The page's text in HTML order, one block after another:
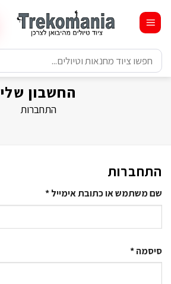
content
חיפוש
עבור:
החשבון שלי
התחברות
התחברות
שם משתמש או כתובת אימייל*חובה
סיסמה*חובה